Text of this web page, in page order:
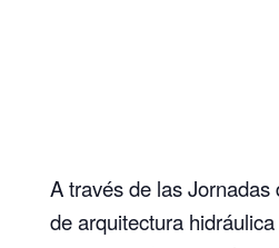
A través de las
de arquitectura